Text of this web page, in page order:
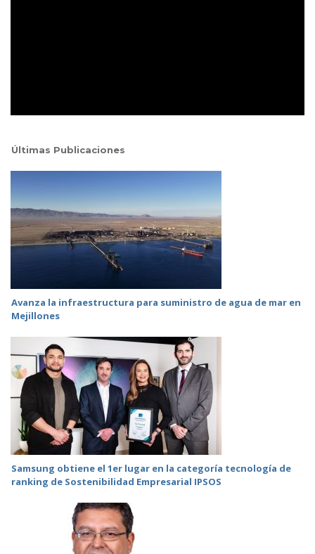
Últimas Publicaciones
Avanza la infraestructura para suministro de agua de mar en
Mejillones
Samsung obtiene el 1er lugar en la categoría tecnología de
ranking de Sostenibilidad Empresarial IPSOS